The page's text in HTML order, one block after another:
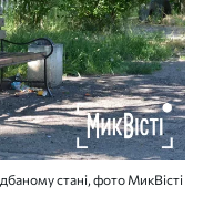
стані, фото МикВісті